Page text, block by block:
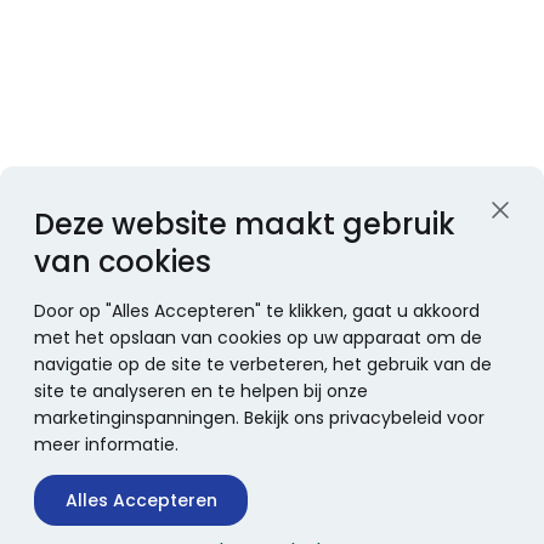
Deze website maakt gebruik
van cookies
Door op "Alles Accepteren" te klikken, gaat u akkoord
met het opslaan van cookies op uw apparaat om de
navigatie op de site te verbeteren, het gebruik van de
site te analyseren en te helpen bij onze
marketinginspanningen. Bekijk ons privacybeleid voor
meer informatie.
Alles Accepteren